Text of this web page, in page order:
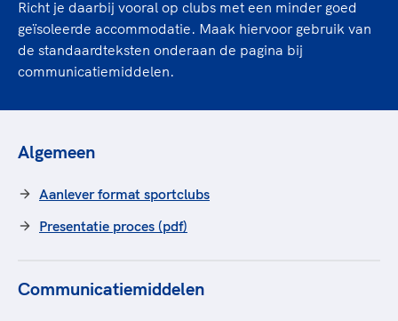
Richt je daarbij vooral op clubs met een minder goed
geïsoleerde accommodatie. Maak hiervoor gebruik van
de standaardteksten onderaan de pagina bij
communicatiemiddelen.
Algemeen
Aanlever format sportclubs
Presentatie proces (pdf)
Communicatiemiddelen